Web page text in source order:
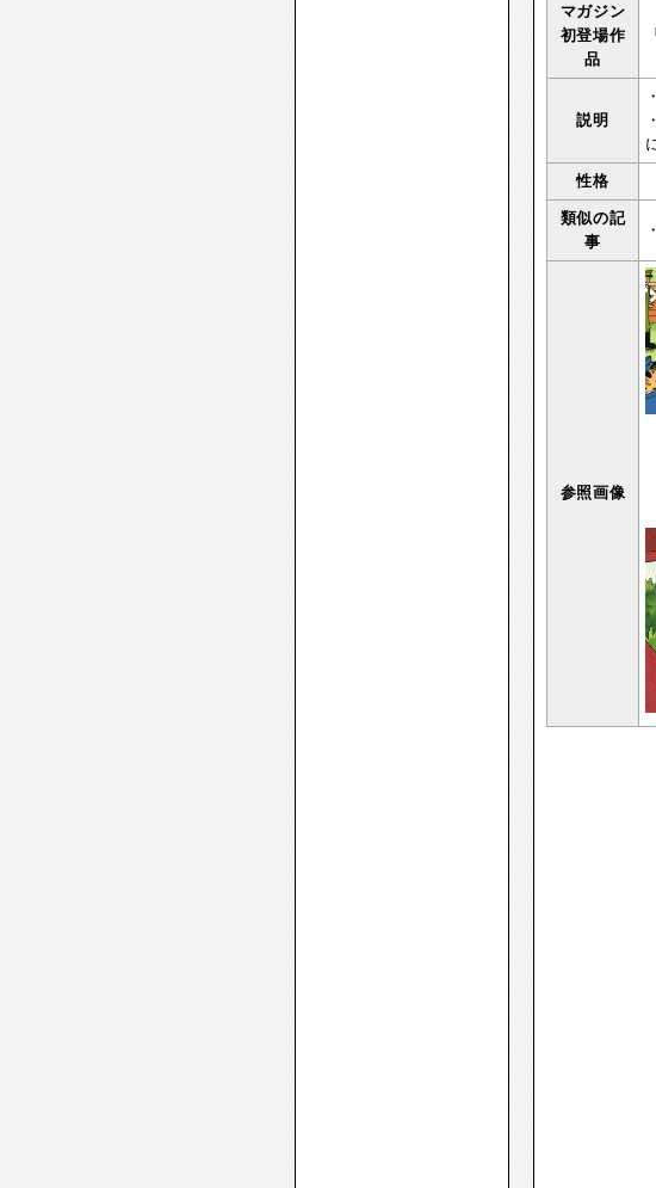
マガジン
初登場作
品
説明
・
・
性格
類似の記
事
・
参照画像